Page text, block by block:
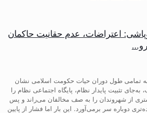
اعتراضات، عدم حقانیت حاکمان
تمامی طول دوران حیات حکومت اسلامی نشان
تثبیت پایدار نظام، پایگاه اجتماعی نظام را
از شهروندان را به صف مخالفان می‌راند و پس
دوباره سر برمی‌آورد. این بار اما فشار از پایین